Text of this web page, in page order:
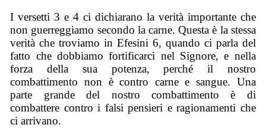
I versetti 3 e 4 ci dichiarano la verità importante che
non guerreggiamo secondo la carne. Questa è la stessa
verità che troviamo in Efesini 6, quando ci parla del
fatto che dobbiamo fortificarci nel Signore, e nella
forza della sua potenza, perché il nostro
combattimento non è contro carne e sangue. Una
parte grande del nostro combattimento è di
combattere contro i falsi pensieri e ragionamenti che
ci arrivano.